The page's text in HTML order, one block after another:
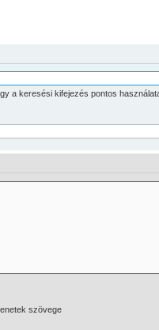
a keresési kifejezés pontos
szövege